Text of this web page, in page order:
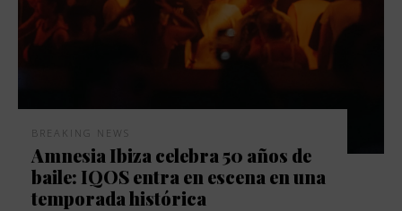
BREAKING NEWS
Amnesia Ibiza celebra 50 años de
baile: IQOS entra en escena en una
temporada histórica